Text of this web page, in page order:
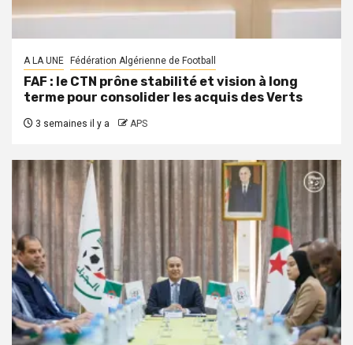
A LA UNE Fédération Algérienne de Football
FAF : le CTN prône stabilité et vision à long
terme pour consolider les acquis des Verts
3 semaines il y a APS